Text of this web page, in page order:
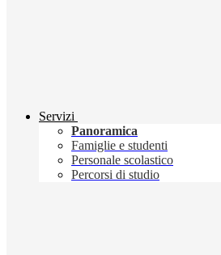
Servizi
Panoramica
Famiglie e studenti
Personale scolastico
Percorsi di studio